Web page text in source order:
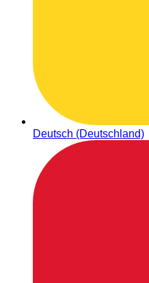
Deutsch (Deutschland)